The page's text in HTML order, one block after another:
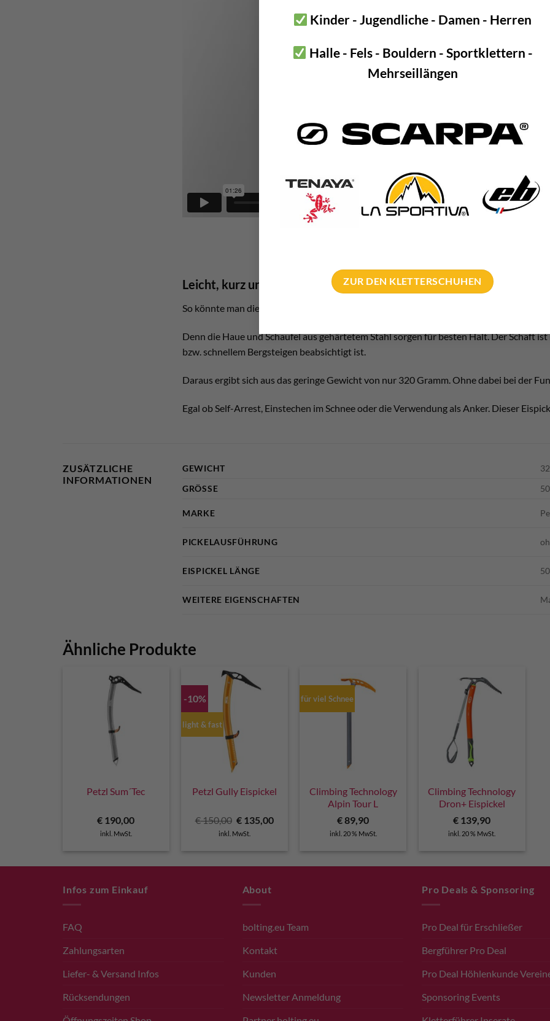
Kinder - Jugendliche - Damen - Herren
Halle - Fels - Bouldern - Sportklettern -
Mehrseillängen
ZUR DEN KLETTERSCHUHEN
Leicht, kurz und bissig!
So könnte man die Eigenschaften des Petzl Glacier Literide zusammen fassen.
Denn die Haue und Schaufel aus gehärtetem Stahl sorgen für besten Halt. Der Schaft
bzw. schnellem Bergsteigen beabsichtigt ist.
Daraus ergibt sich aus das geringe Gewicht von nur 320 Gramm. Ohne dabei bei der
Egal ob Self-Arrest, Einstechen im Schnee oder die Verwendung als Anker. Dieser
ZUSÄTZLICHE
INFORMATIONEN
GEWICHT
GRÖSSE
MARKE
PICKELAUSFÜHRUNG
EISPICKEL LÄNGE
WEITERE EIGENSCHAFTEN
Ähnliche Produkte
Petzl Sum´Tec
€ 190,00
inkl. MwSt.
-10%
light & fast
Petzl Gully Eispickel
€150,00 Ursprünglicher
Preis
war:
€ 135,00Aktueller
inkl. MwSt.
für viel Schnee
Climbing Technology
Alpin Tour L
€89,90
inkl. 20 % MwSt.
Climbing Technology
Dron+ Eispickel
€ 139,90
inkl. 20 % MwSt.
Infos zum Einkauf
FAQ
Zahlungsarten
Liefer- & Versand Infos
Rücksendungen
About
bolting.eu Team
Kontakt
Kunden
Newsletter Anmeldung
Pro Deals & Sponsoring
Pro Deal für Erschließer
Bergführer Pro Deal
Pro Deal Höhlenkunde
Sponsoring Events